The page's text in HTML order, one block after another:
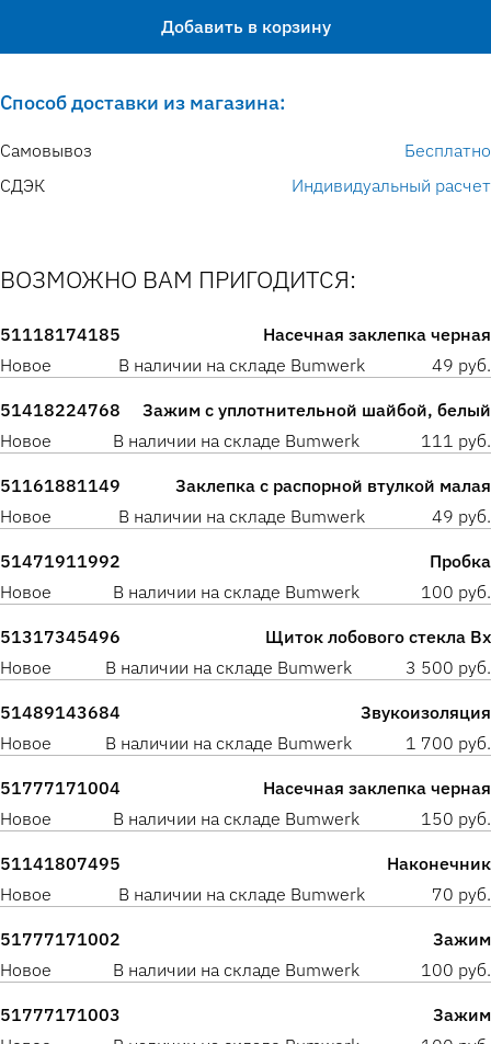
Добавить в корзину
Способ доставки из магазина:
Самовывоз
Бесплатно
СДЭК
Индивидуальный расчет
ВОЗМОЖНО ВАМ ПРИГОДИТСЯ:
51118174185
Насечная заклепка черная
Новое
В наличии на складе Bumwerk 49 руб.
51418224768
Зажим с уплотнительной шайбой, белый
Новое
В наличии на складе Bumwerk 111 руб.
51161881149
Заклепка с распорной втулкой малая
Новое
В наличии на складе Bumwerk 49 руб.
51471911992
Пробка
Новое
В наличии на складе Bumwerk 100 руб.
51317345496
Щиток лобового стекла Вх
Новое
В наличии на складе Bumwerk 3 500 руб.
51489143684
Звукоизоляция
Новое
В наличии на складе Bumwerk 1 700 руб.
51777171004
Насечная заклепка черная
Новое
В наличии на складе Bumwerk 150 руб.
51141807495
Наконечник
Новое
В наличии на складе Bumwerk 70 руб.
51777171002
Зажим
Новое
В наличии на складе Bumwerk 100 руб.
51777171003
Зажим